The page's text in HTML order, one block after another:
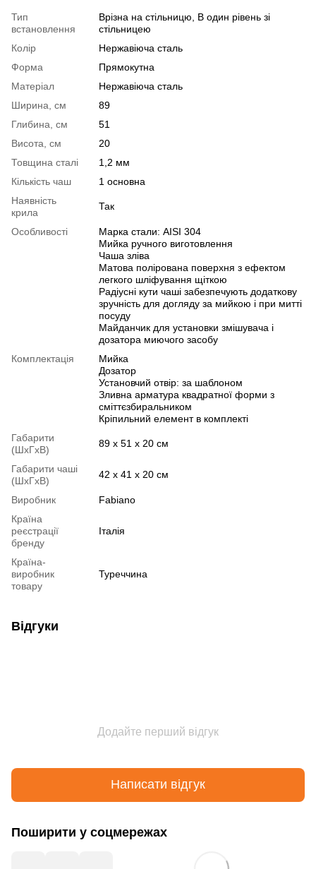
Тип
встановлення
Врізна на стільницю, В один рівень зі
стільницею
Колір
Нержавіюча сталь
Форма
Прямокутна
Матеріал
Нержавіюча сталь
Ширина, см
89
Глибина, см
51
Висота, см
20
Товщина сталі
1,2 мм
Кількість чаш
1 основна
Наявність
крила
Так
Особливості
Марка стали: AISI 304
Мийка ручного виготовлення
Чаша зліва
Матова полірована поверхня з ефектом
легкого шліфування щіткою
Радіусні кути чаші забезпечують додаткову
зручність для догляду за мийкою і при митті
посуду
Майданчик для установки змішувача і
дозатора миючого засобу
Комплектація
Мийка
Дозатор
Установчий отвір: за шаблоном
Зливна арматура квадратної форми з
сміттєзбиральником
Кріпильний елемент в комплекті
Габарити
(ШхГхВ)
89 х 51 х 20 см
Габарити чаші
(ШхГхВ)
42 х 41 х 20 см
Виробник
Fabiano
Країна
реєстрації
бренду
Італія
Країна-
виробник
товару
Туреччина
Відгуки
Додайте перший відгук
Написати відгук
Поширити у соцмережах